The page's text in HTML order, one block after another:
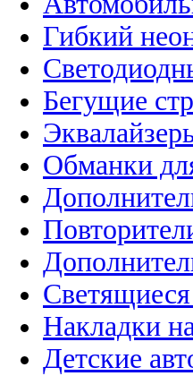
Гибкий
Бегущие
Обманки
Накладки
Детские